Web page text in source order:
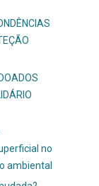
no
ambiental